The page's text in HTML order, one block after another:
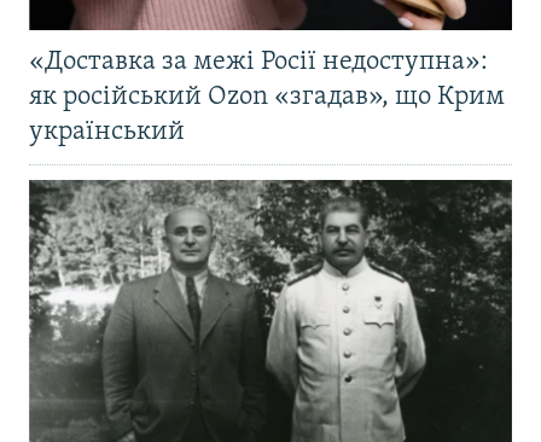
«Доставка за межі Росії недоступна»:
як російський Ozon «згадав», що Крим
український